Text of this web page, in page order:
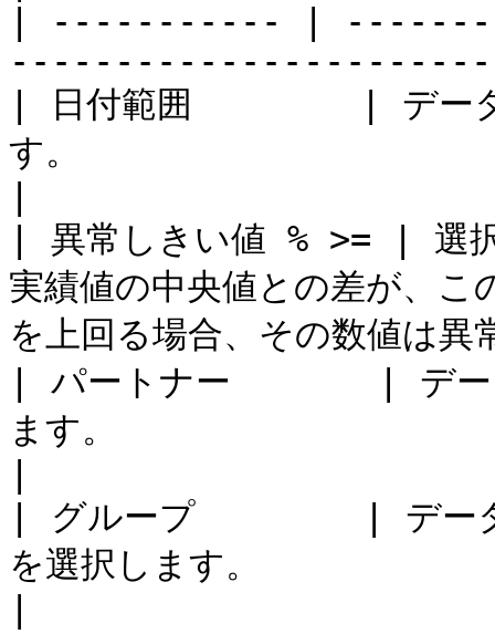
| ----------- |
| 日付範囲        | データ
す。
| 異常しきい値 % >= | 選
実績値の中央値との差が、
を上回る場合、その数値は
| パートナー       | データ
ます。
| グループ        | データ
を選択します。